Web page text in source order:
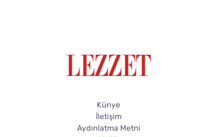
Künye
İletişim
Aydınlatma Metni